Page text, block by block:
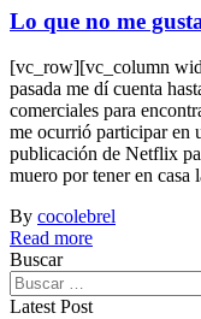
Lo que no me
[vc_row][vc_column
pasada me dí cuenta
comerciales para
me ocurrió participar en
publicación de Netflix
muero por tener en
By cocolebrel
Read more
Buscar
Latest Post